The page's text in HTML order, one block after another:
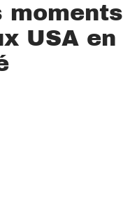
moments
USA en